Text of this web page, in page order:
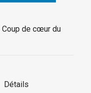
Coup de cœur du
Détails